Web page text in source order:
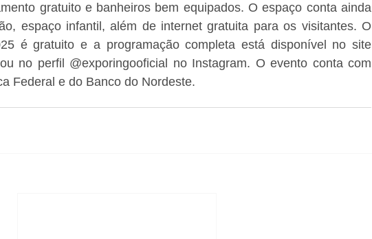
gratuito e banheiros bem equipados. O espaço conta ainda
espaço infantil, além de internet gratuita para os visitantes. O
é gratuito e a programação completa está disponível no site
no perfil @exporingooficial no Instagram. O evento conta com
Federal e do Banco do Nordeste.